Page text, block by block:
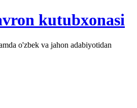
o'zbek va jahon adabiyotidan